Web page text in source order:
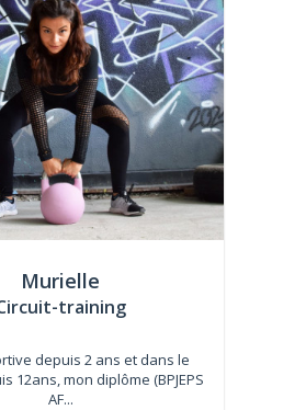
Murielle
training
depuis 2 ans et dans le
12ans, mon diplôme (BPJEPS
AF...